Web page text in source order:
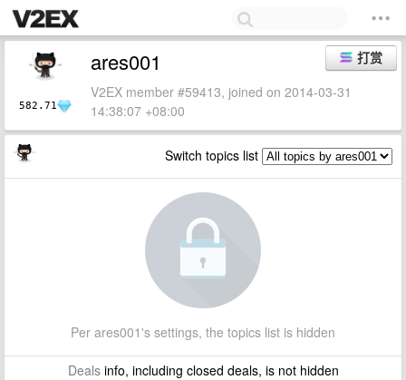
582.71
打赏
ares001
V2EX member #59413, joined on 2014-03-31
14:38:07 +08:00
Switch topics list
Per ares001's settings, the topics list is hidden
Dealsinfo, including closed deals, is not hidden